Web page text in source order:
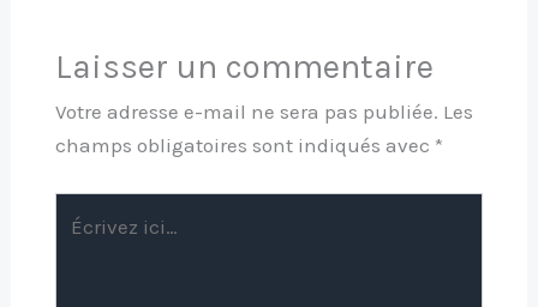
Laisser un commentaire
Votre adresse e-mail ne sera pas publiée. Les
champs obligatoires sont indiqués avec *
ici…